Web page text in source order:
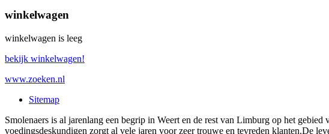
winkelwagen
winkelwagen is leeg
bekijk winkelwagen!
www.zoeken.nl
Sitemap
Smolenaers is al jarenlang een begrip in Weert en de rest van Limburg op het
voedingsdeskundigen zorgt al vele jaren voor zeer trouwe en tevreden klanten.De